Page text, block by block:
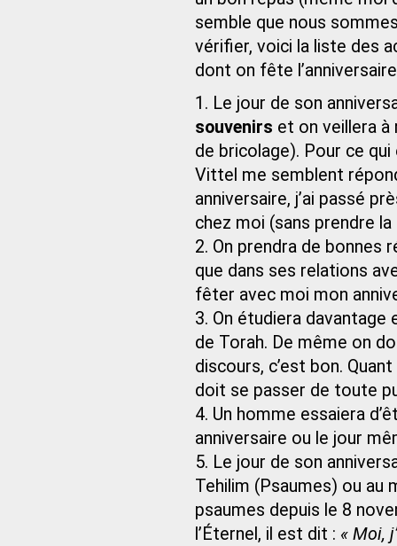
semble que nous
vérifier, voici la liste des
dont on fête
1. Le jour de son
souvenirs et on veillera à
de bricolage). Pour ce
Vittel me semblent
anniversaire, j’ai passé
chez moi (sans prendre
2. On prendra de bonnes
que dans ses relations
fêter avec moi mon
3. On étudiera
de Torah. De même on
discours, c’est bon.
doit se passer de toute
4. Un homme essaiera
anniversaire ou le jour
5. Le jour de son
Tehilim (Psaumes) ou au
psaumes depuis le 8
l’Éternel, il est dit : « Moi,